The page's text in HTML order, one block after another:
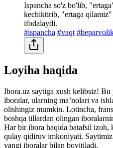
Ispancha so'z bo'lib,
kechiktirib, "ertaga qilamiz"
ifodalaydi.
#ispancha #vaqt
Loyiha haqida
Ibora.uz saytiga xush kelibsiz!
iboralar, ularning maʼnolari va
olishingiz mumkin. Lotincha,
boshqa tillardan olingan
Har bir ibora haqida batafsil izoh,
qulay qidiruv imkoniyati.
yangi iboralar bilan boyitiladi.